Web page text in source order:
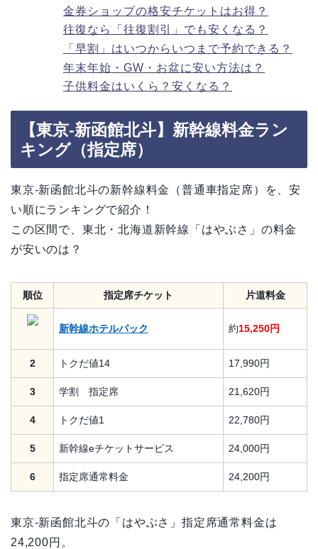
金券ショップの格安チケットはお得？
往復なら「往復割引」でも安くなる？
「早割」はいつからいつまで予約できる？
年末年始・GW・お盆に安い方法は？
子供料金はいくら？安くなる？
【東京-新函館北斗】新幹線料金ラン
キング（指定席）
東京-新函館北斗の新幹線料金（普通車指定席）を、安
い順にランキングで紹介！
この区間で、東北・北海道新幹線「はやぶさ」の料金
が安いのは？
順位 指定席チケット 片道料金
新幹線ホテルパック 約15,250円
2 トクだ値14 17,990円
3 学割 指定席 21,620円
4 トクだ値1 22,780円
5 新幹線eチケットサービス 24,000円
6 指定席通常料金 24,200円
東京-新函館北斗の「はやぶさ」指定席通常料金は
24,200円。